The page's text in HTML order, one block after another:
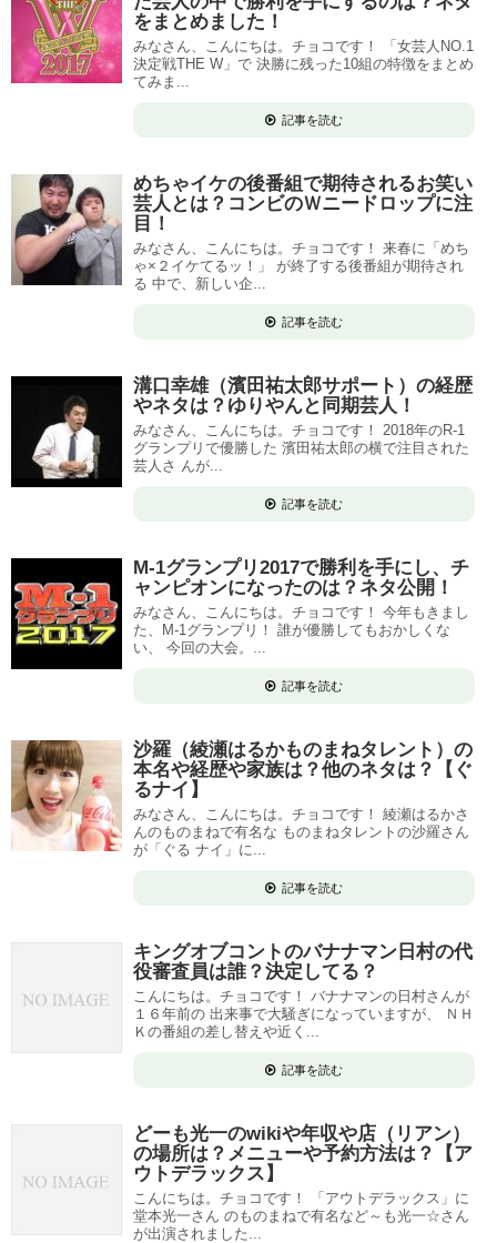
をまとめました！
みなさん、こんにちは。チョコです！ 「女芸人NO.1
決定戦THE W」で 決勝に残った10組の特徴をまとめ
てみま...
記事を読む
めちゃイケの後番組で期待されるお笑い
芸人とは？コンビのＷニードロップに注
目！
みなさん、こんにちは。チョコです！ 来春に「めち
ゃ×２イケてるッ！」 が終了する後番組が期待され
る 中で、新しい企...
記事を読む
溝口幸雄（濱田祐太郎サポート）の経歴
やネタは？ゆりやんと同期芸人！
みなさん、こんにちは。チョコです！ 2018年のR-1
グランプリで優勝した 濱田祐太郎の横で注目された
芸人さ んが...
記事を読む
M-1グランプリ2017で勝利を手にし、チ
ャンピオンになったのは？ネタ公開！
みなさん、こんにちは。チョコです！ 今年もきまし
た、M-1グランプリ！ 誰が優勝してもおかしくな
い、 今回の大会。...
記事を読む
沙羅（綾瀬はるかものまねタレント）の
本名や経歴や家族は？他のネタは？【ぐ
るナイ】
みなさん、こんにちは。チョコです！ 綾瀬はるかさ
んのものまねで有名な ものまねタレントの沙羅さん
が「ぐる ナイ」に...
記事を読む
キングオブコントのバナナマン日村の代
役審査員は誰？決定してる？
こんにちは。チョコです！ バナナマンの日村さんが
１６年前の 出来事で大騒ぎになっていますが、 ＮＨ
Ｋの番組の差し替えや近く...
記事を読む
どーも光一のwikiや年収や店（リアン）
の場所は？メニューや予約方法は？【ア
ウトデラックス】
こんにちは。チョコです！ 「アウトデラックス」に
堂本光一さん のものまねで有名など～も光一☆さん
が出演されました...